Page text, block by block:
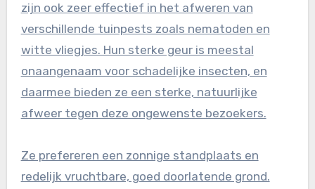
zijn ook zeer effectief in het afweren van
verschillende tuinpests zoals nematoden en
witte vliegjes. Hun sterke geur is meestal
onaangenaam voor schadelijke insecten, en
daarmee bieden ze een sterke, natuurlijke
afweer tegen deze ongewenste bezoekers.
Ze prefereren een zonnige standplaats en
redelijk vruchtbare, goed doorlatende grond.